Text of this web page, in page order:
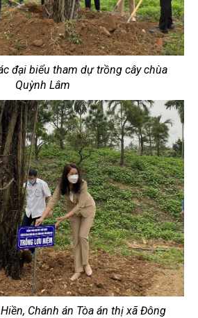
đại biểu tham dự trồng cây chùa
Quỳnh Lâm
Chánh án Tòa án thị xã Đông